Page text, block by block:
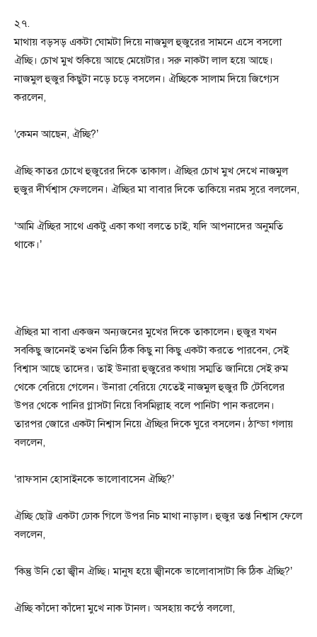
২৭.
মাথায় বড়সড় একটা ঘোমটা দিয়ে নাজমুল হুজুরের সামনে এসে বসলো
ঐচ্ছি। চোখ মুখ শুকিয়ে আছে মেয়েটার। সরু নাকটা লাল হয়ে আছে।
নাজমুল হুজুর কিছুটা নড়ে চড়ে বসলেন। ঐচ্ছিকে সালাম দিয়ে জিগ্যেস
করলেন,
‘কেমন আছেন, ঐচ্ছি?’
ঐচ্ছি কাতর চোখে হুজুরের দিকে তাকাল। ঐচ্ছির চোখ মুখ দেখে নাজমুল
হুজুর দীর্ঘশ্বাস ফেললেন। ঐচ্ছির মা বাবার দিকে তাকিয়ে নরম সুরে বললেন,
‘আমি ঐচ্ছির সাথে একটু একা কথা বলতে চাই, যদি আপনাদের অনুমতি
থাকে।’
ঐচ্ছির মা বাবা একজন অন্যজনের মুখের দিকে তাকালেন। হুজুর যখন
সবকিছু জানেনই তখন তিনি ঠিক কিছু না কিছু একটা করতে পারবেন, সেই
বিশ্বাস আছে তাদের। তাই উনারা হুজুরের কথায় সম্মতি জানিয়ে সেই রুম
থেকে বেরিয়ে গেলেন। উনারা বেরিয়ে যেতেই নাজমুল হুজুর টি টেবিলের
উপর থেকে পানির গ্লাসটা নিয়ে বিসমিল্লাহ বলে পানিটা পান করলেন।
তারপর জোরে একটা নিশ্বাস নিয়ে ঐচ্ছির দিকে ঘুরে বসলেন। ঠান্ডা গলায়
বললেন,
‘রাফসান হোসাইনকে ভালোবাসেন ঐচ্ছি?’
ঐচ্ছি ছোট্ট একটা ঢোক গিলে উপর নিচ মাথা নাড়াল। হুজুর তপ্ত নিশ্বাস ফেলে
বললেন,
‘কিন্তু উনি তো জ্বীন ঐচ্ছি। মানুষ হয়ে জ্বীনকে ভালোবাসাটা কি ঠিক ঐচ্ছি?’
ঐচ্ছি কাঁদো কাঁদো মুখে নাক টানল। অসহায় কন্ঠে বললো,